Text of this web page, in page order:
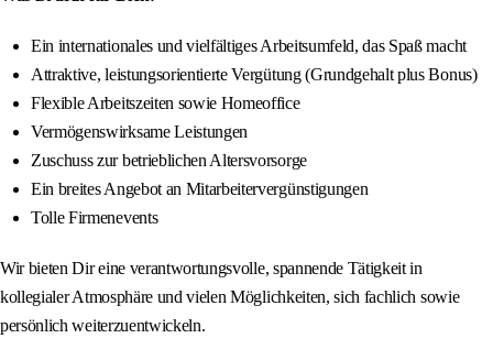
Ein internationales und vielfältiges Arbeitsumfeld, das Spaß macht
Attraktive, leistungsorientierte Vergütung (Grundgehalt plus Bonus)
Flexible Arbeitszeiten sowie Homeoffice
Vermögenswirksame Leistungen
Zuschuss zur betrieblichen Altersvorsorge
Ein breites Angebot an Mitarbeitervergünstigungen
Tolle Firmenevents
Wir bieten Dir eine verantwortungsvolle, spannende Tätigkeit in
kollegialer Atmosphäre und vielen Möglichkeiten, sich fachlich sowie
persönlich weiterzuentwickeln.